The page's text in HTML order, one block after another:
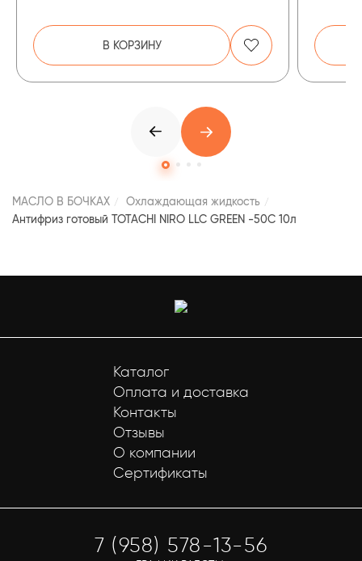
В КОРЗИНУ
МАСЛО В БОЧКАХ
Охлаждающая жидкость
Антифриз готовый TOTACHI NIRO LLC GREEN -50C 10л
Каталог
Оплата и доставка
Контакты
Отзывы
О компании
Сертификаты
7 (958) 578-13-56